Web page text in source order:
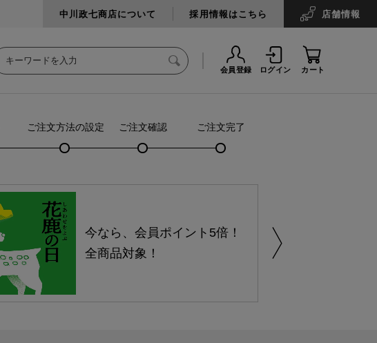
中川政七商店について 採用情報はこちら 店舗情報
会員登録 ログイン カート
ご注文方法の設定 ご注文確認 ご注文完了
今なら、会員ポイント5倍！
全商品対象！